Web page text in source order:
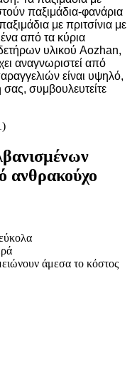
παξιμάδια-φανάρια
με πριτσίνια με
από τα κύρια
υλικού Aozhan,
αναγνωριστεί από
είναι υψηλό,
συμβουλευτείτε
ανθρακούχο
άμεσα το κόστος